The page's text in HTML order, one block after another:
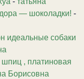
— шоколадки! -
идеальные собаки
, платиновая
Борисовна